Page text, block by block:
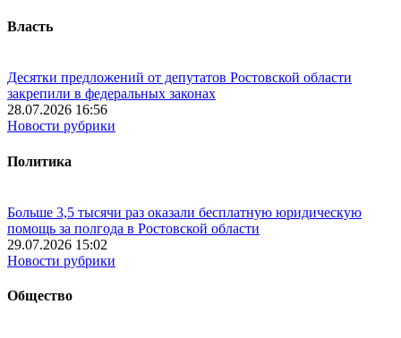
Власть
Десятки предложений от депутатов Ростовской области
закрепили в федеральных законах
28.07.2026 16:56
Новости рубрики
Политика
Больше 3,5 тысячи раз оказали бесплатную юридическую
помощь за полгода в Ростовской области
29.07.2026 15:02
Новости рубрики
Общество